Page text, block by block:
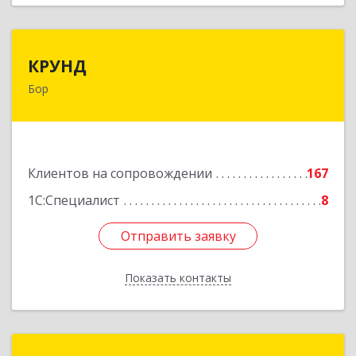
КРУНД
Бор
Клиентов на сопровождении
167
1С:Специалист
8
Отправить заявку
Показать контакты
Отправить заявку
Назад